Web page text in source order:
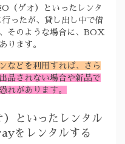
ゲオ）といったレンタ
ったが、貸し出し中で借
そのような場合に、BOX
ります。
などを利用すれば、さら
品されない場合や新品で
れがあります。
といったレンタル
をレンタルする